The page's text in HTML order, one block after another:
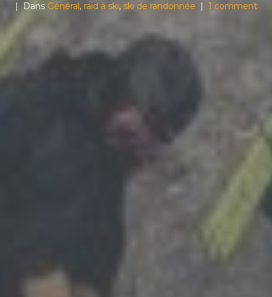
Dans Général , raid à ski, ski de randonnée 1 comment